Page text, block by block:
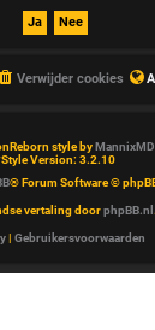
Verwijder cookies
style byMannixMD
Style Version: 3.2.10
® Forum Software ©
vertaling doorphpBB.nl
| Gebruikersvoorwaarden